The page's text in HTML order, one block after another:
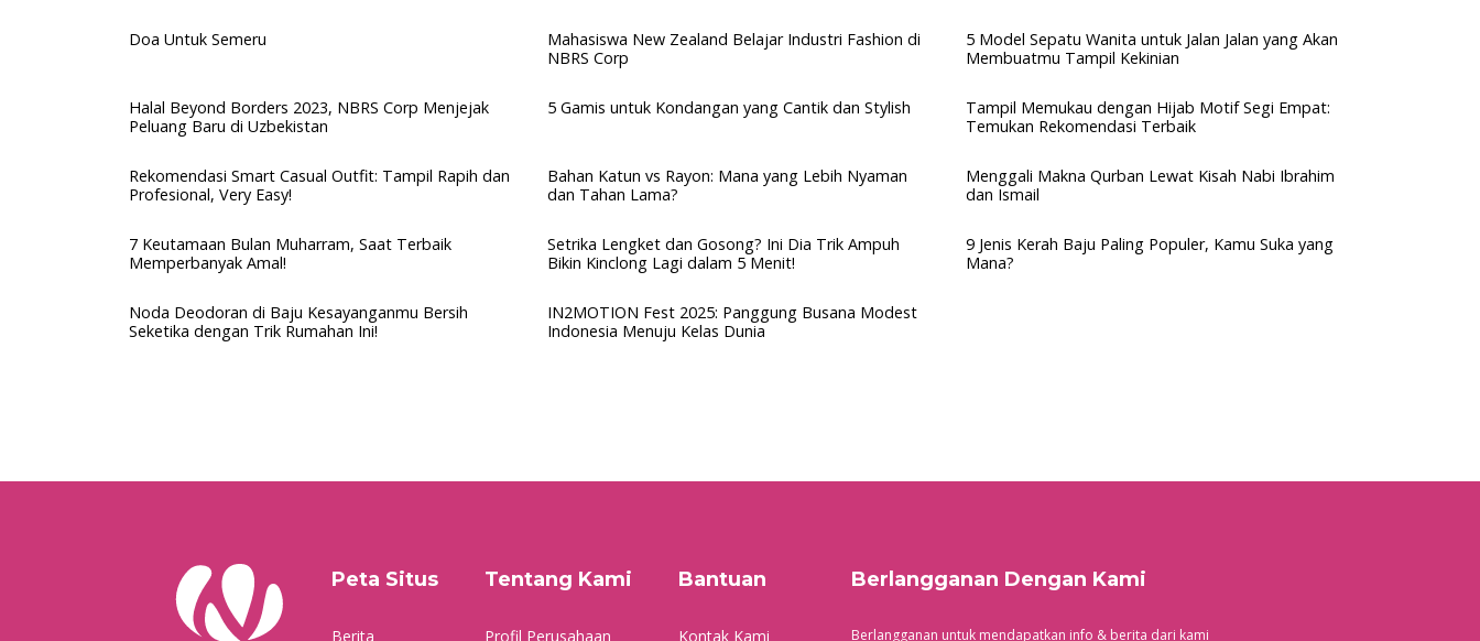
Doa Untuk Semeru
Mahasiswa New Zealand Belajar Industri Fashion di
NBRS Corp
5 Model Sepatu Wanita untuk Jalan Jalan yang Akan
Membuatmu Tampil Kekinian
Halal Beyond Borders 2023, NBRS Corp Menjejak
Peluang Baru di Uzbekistan
5 Gamis untuk Kondangan yang Cantik dan Stylish
Tampil Memukau dengan Hijab Motif Segi Empat:
Temukan Rekomendasi Terbaik
Rekomendasi Smart Casual Outfit: Tampil Rapih dan
Profesional, Very Easy!
Bahan Katun vs Rayon: Mana yang Lebih Nyaman
dan Tahan Lama?
Menggali Makna Qurban Lewat Kisah Nabi Ibrahim
dan Ismail
7 Keutamaan Bulan Muharram, Saat Terbaik
Memperbanyak Amal!
Setrika Lengket dan Gosong? Ini Dia Trik Ampuh
Bikin Kinclong Lagi dalam 5 Menit!
9 Jenis Kerah Baju Paling Populer, Kamu Suka yang
Mana?
Noda Deodoran di Baju Kesayanganmu Bersih
Seketika dengan Trik Rumahan Ini!
IN2MOTION Fest 2025: Panggung Busana Modest
Indonesia Menuju Kelas Dunia
Peta Situs
Berita
Tentang Kami
Profil Perusahaan
Bantuan
Kontak Kami
Berlangganan Dengan Kami
Berlangganan untuk mendapatkan info & berita dari kami